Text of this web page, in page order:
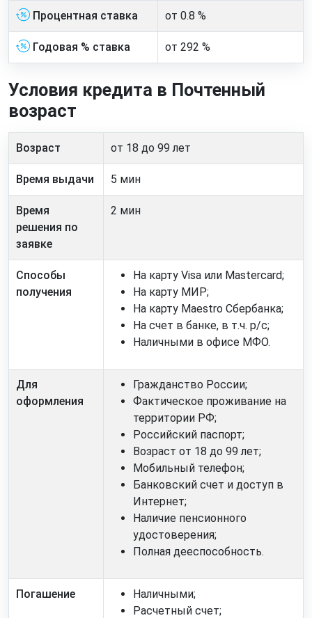
Процентная ставка от 0.8 %
Годовая % ставка от 292 %
Условия кредита в Почтенный
возраст
Возраст от 18 до 99 лет
Время выдачи 5 мин
Время
решения по
заявке
2 мин
Способы
получения
На карту Visa или Mastercard;
На карту МИР;
На карту Maestro Сбербанка;
На счет в банке, в т.ч. р/с;
Наличными в офисе МФО.
Для
оформления
Гражданство России;
Фактическое проживание на
территории РФ;
Российский паспорт;
Возраст от 18 до 99 лет;
Мобильный телефон;
Банковский счет и доступ в
Интернет;
Наличие пенсионного
удостоверения;
Полная дееспособность.
Погашение
Наличными;
Расчетный счет;